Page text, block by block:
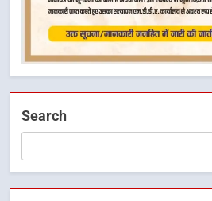
Search